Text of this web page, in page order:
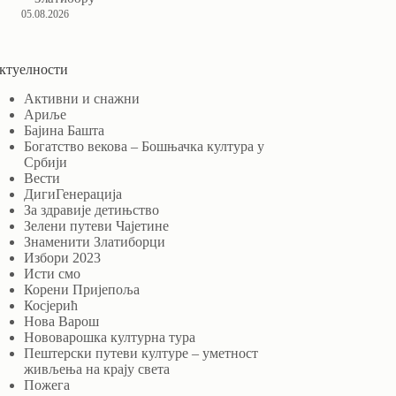
05.08.2026
Активни и снажни
Ариље
Бајина Башта
Богатство векова – Бошњачка култура у
Србији
Вести
ДигиГенерација
За здравије детињство
Зелени путеви Чајетине
Знаменити Златиборци
Избори 2023
Исти смо
Корени Пријепоља
Косјерић
Нова Варош
Нововарошка културна тура
Пештерски путеви културе – уметност
живљења на крају света
Пожега